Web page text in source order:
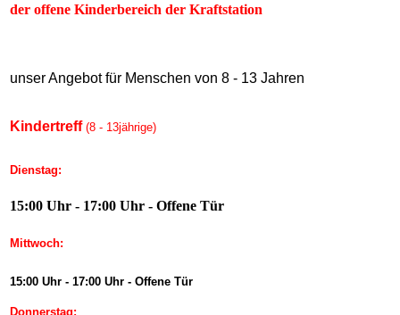
der offene Kinderbereich der Kraftstation
unser Angebot für Menschen von 8 - 13 Jahren
Kindertreff (8 - 13jährige)
Dienstag:
15:00 Uhr - 17:00 Uhr - Offene Tür
Mittwoch:
15:00 Uhr - 17:00 Uhr - Offene Tür
Donnerstag: